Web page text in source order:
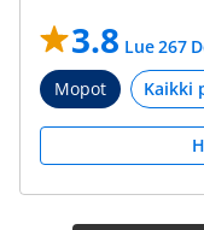
3.8 Lue 267
Mopot